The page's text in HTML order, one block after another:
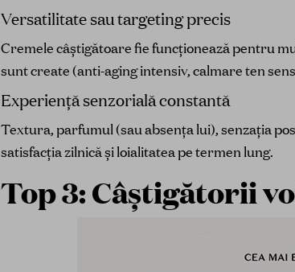
Versatilitate sau targeting precis
Cremele câștigătoare fie funcționează pentru
sunt create (anti-aging intensiv, calmare ten
Experiență senzorială constantă
Textura, parfumul (sau absența lui), senzația
satisfacția zilnică și loialitatea pe termen lung.
Top 3: Câștigătorii